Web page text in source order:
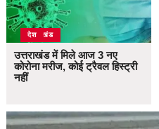
उत्तराखंड
देश
उत्तराखंड में मिले आज 3 नए
कोरोना मरीज, कोई ट्रैवल हिस्ट्री
नहीं